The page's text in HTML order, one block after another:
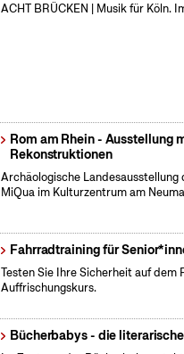
ACHT BRÜCKEN | Musik für Köln.
Rom am Rhein - Ausstellung
Rekonstruktionen
Archäologische
MiQua im Kulturzentrum am
Fahrradtraining für
Testen Sie Ihre Sicherheit auf
Auffrischungskurs.
Bücherbabys - die